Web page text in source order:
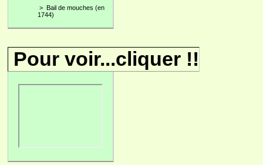
> Bail de mouches (en
1744)
Pour voir...cliquer !!